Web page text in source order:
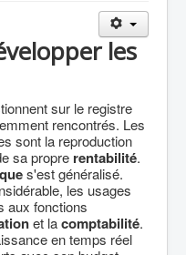
les
sur le registre
rencontrés. Les
sont la reproduction
sa propre rentabilité.
s'est généralisé.
les usages
aux fonctions
et lacomptabilité.
en temps réel